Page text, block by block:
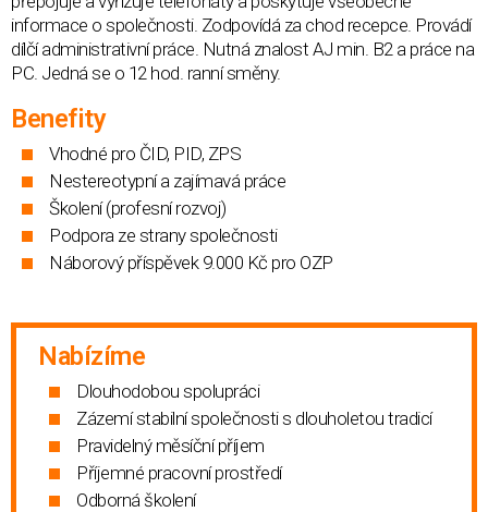
informace o společnosti. Zodpovídá za chod recepce. Provádí
dílčí administrativní práce. Nutná znalost AJ min. B2 a práce na
PC. Jedná se o 12 hod. ranní směny.
Benefity
Vhodné pro ČID, PID, ZPS
Nestereotypní a zajímavá práce
Školení (profesní rozvoj)
Podpora ze strany společnosti
Náborový příspěvek 9.000 Kč pro OZP
Nabízíme
Dlouhodobou spolupráci
Zázemí stabilní společnosti s dlouholetou tradicí
Pravidelný měsíční příjem
Příjemné pracovní prostředí
Odborná školení